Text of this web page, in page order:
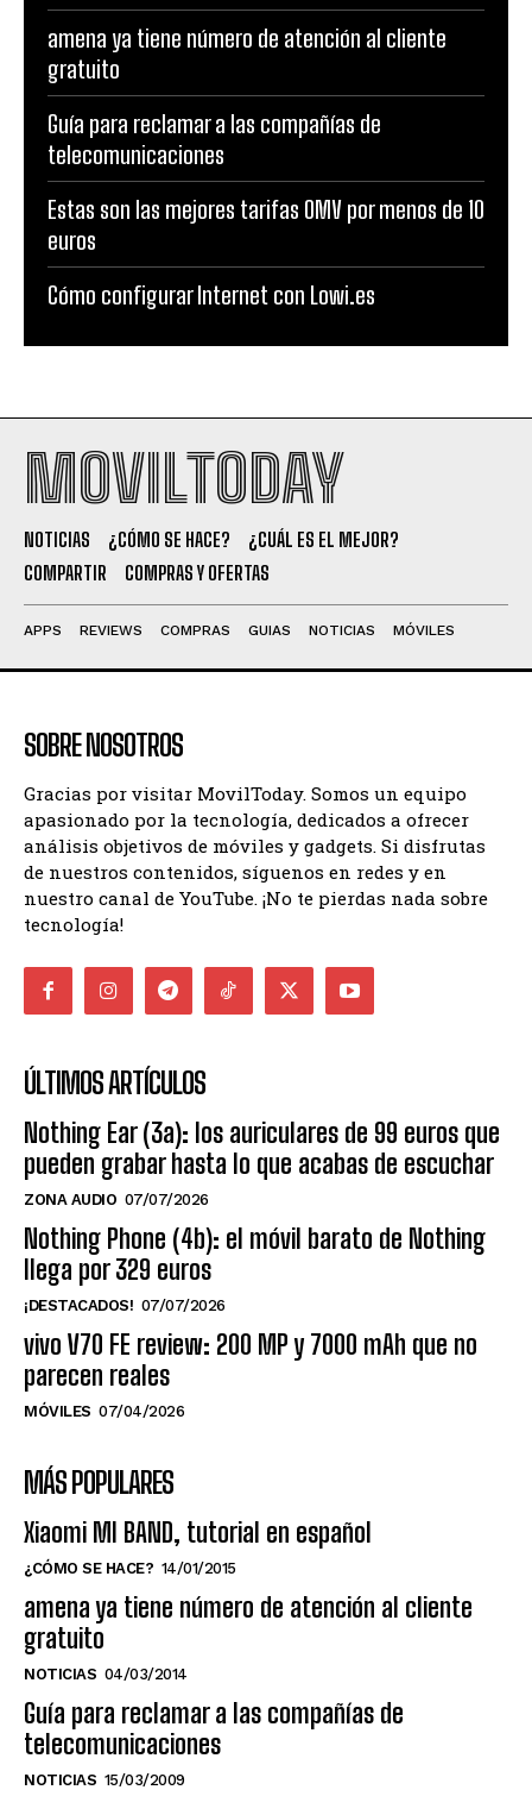
amena ya tiene número de atención al cliente
gratuito
Guía para reclamar a las compañías de
telecomunicaciones
Estas son las mejores tarifas OMV por menos de 10
euros
Cómo configurar Internet con Lowi.es
MOVILTODAY
NOTICIAS ¿CÓMO SE HACE?
¿CUÁL ES EL MEJOR?
COMPARTIR
COMPRAS Y OFERTAS
APPS REVIEWS COMPRAS GUIAS NOTICIAS MÓVILES
SOBRE NOSOTROS
Gracias por visitar MovilToday. Somos un equipo
apasionado por la tecnología, dedicados a ofrecer
análisis objetivos de móviles y gadgets. Si disfrutas
de nuestros contenidos, síguenos en redes y en
nuestro canal de YouTube. ¡No te pierdas nada sobre
tecnología!
ÚLTIMOS ARTÍCULOS
Nothing Ear (3a): los auriculares de 99 euros que
pueden grabar hasta lo que acabas de escuchar
ZONA AUDIO 07/07/2026
Nothing Phone (4b): el móvil barato de Nothing
llega por 329 euros
¡DESTACADOS! 07/07/2026
vivo V70 FE review: 200 MP y 7000 mAh que no
parecen reales
MÓVILES 07/04/2026
MÁS POPULARES
Xiaomi MI BAND, tutorial en español
¿CÓMO SE HACE? 14/01/2015
amena ya tiene número de atención al cliente
gratuito
NOTICIAS 04/03/2014
Guía para reclamar a las compañías de
telecomunicaciones
NOTICIAS 15/03/2009